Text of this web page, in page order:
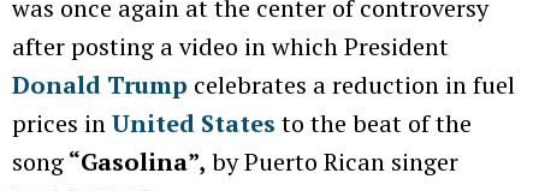
was once again at the center of controversy
after posting a video in which President
Donald Trump celebrates a reduction in fuel
prices inUnited States to the beat of the
song“Gasolina”, by Puerto Rican singer